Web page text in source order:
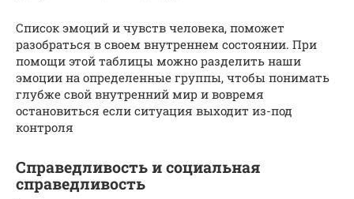
Список эмоций и чувств человека, поможет
разобраться в своем внутреннем состоянии. При
помощи этой таблицы можно разделить наши
эмоции на определенные группы, чтобы понимать
глубже свой внутренний мир и вовремя
остановиться если ситуация выходит из-под
контроля
Справедливость и социальная
справедливость